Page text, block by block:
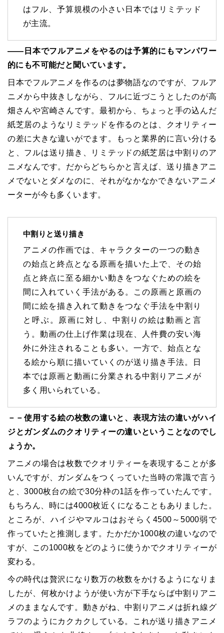
はフル、予算規模の小さい日本ではリミテッド
が主流。
――日本でフルアニメをやるのは予算的にもマンパワー
的にも不可能だと聞いています。
日本でフルアニメを作るのは夢物語なのですが、フルア
ニメから中抜きしながら、フルに近づこうとしたのが高
畑さんや宮崎さんです。最初から、ちょっと手の込んだ
紙芝居のようなリミテッドを作るのとは、クオリティー
の差に大きな違いがでます。もっと業界的に言い分ける
と、フルは送り描き、リミテッドの紙芝居は中割りのア
ニメなんです。だからどちらかと言えば、送り描きアニ
メでないとダメなのに、それがなかなかできないアニメ
ーターが今も多くいます。
中割りと送り描き
アニメの作画では、キャラクターの一つの動き
の始点と終点となる原画を描いた上で、その始
点と終点に至る細かい動きをつなぐための絵を
間に入れていく手法がある。この原画と原画の
間に絵を描き入れて動きをつなぐ手法を中割り
と呼ぶ。原画に対し、中割りの絵は動画と言
う。動画の仕上げ作業は現在、人件費の安い海
外に外注されることも多い。一方で、始点とな
る絵から順に描いていくのが送り描き手法。日
本では原画と動画に分業される中割りアニメが
多く用いられている。
－－使用する絵の枚数の違いと、表現方法の違いがハイ
ジとガンダムのクオリティーの違いということなのでし
ょうか。
アニメの場合は枚数でクオリティーを表現することが多
いんですが、ガンダムをつくっていた当時の常識で言う
と、3000枚台の絵で30分枠の1話を作っていたんです。
もちろん、時には4000枚近くになることもありました。
ところが、ハイジやマルコはおそらく4500～5000弱で
作っていたと推測します。たかだか1000枚の違いなので
すが、この1000枚をどのように使うかでクオリティーが
変わる。
今の時代は贅沢になり数万の枚数をかけるようになりま
したが、何枚かけようが使い方が下手ならば中割りアニ
メのままなんです。動きがね、中割りアニメは折れ線グ
ラフのようにカクカクしている。これが送り描きアニメ